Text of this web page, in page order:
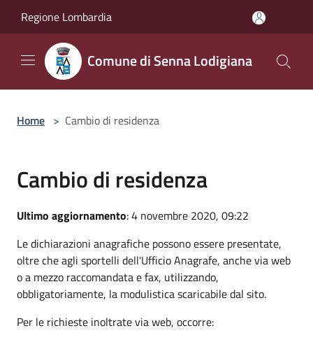
Regione Lombardia
Comune di Senna Lodigiana
Home > Cambio di residenza
Cambio di residenza
Ultimo aggiornamento: 4 novembre 2020, 09:22
Le dichiarazioni anagrafiche possono essere presentate,
oltre che agli sportelli dell'Ufficio Anagrafe, anche via web
o a mezzo raccomandata e fax, utilizzando,
obbligatoriamente, la modulistica scaricabile dal sito.
Per le richieste inoltrate via web, occorre: